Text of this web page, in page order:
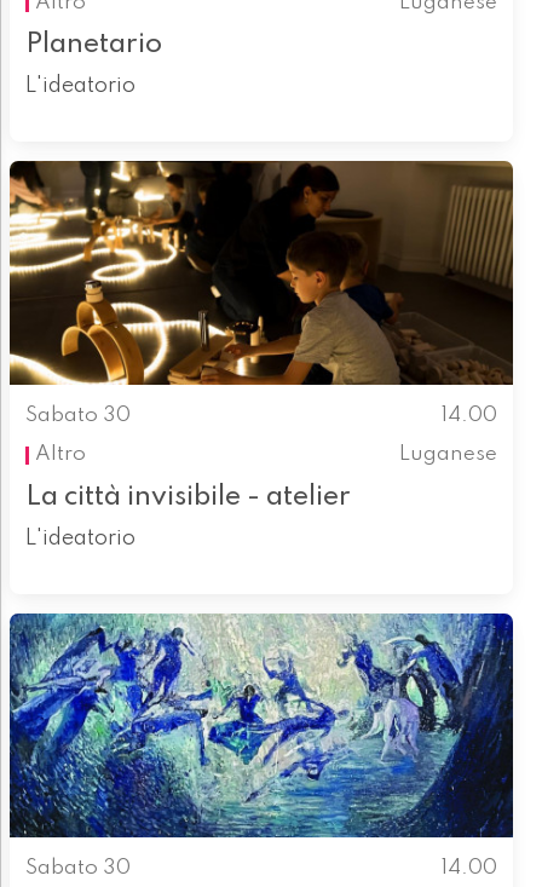
Planetario
L'ideatorio
Sabato 30
14.00
Altro
Luganese
La città invisibile - atelier
L'ideatorio
Sabato 30
14.00